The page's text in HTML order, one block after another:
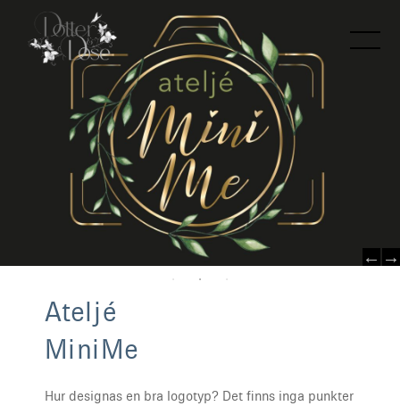
Ateljé
MiniMe
Hur designas en bra logotyp? Det finns inga punkter